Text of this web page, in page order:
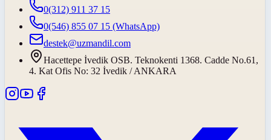
0(312) 911 37 15
0(546) 855 07 15 (WhatsApp)
destek@uzmandil.com
Hacettepe İvedik OSB. Teknokenti 1368. Cadde No.61,
4. Kat Ofis No: 32 İvedik / ANKARA